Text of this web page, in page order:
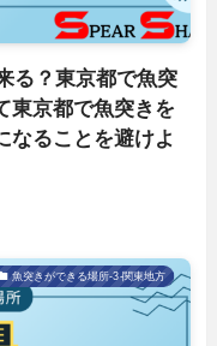
る？東京都で魚突
東京都で魚突きを
なることを避けよ
魚突きができる場所-3-関東地方